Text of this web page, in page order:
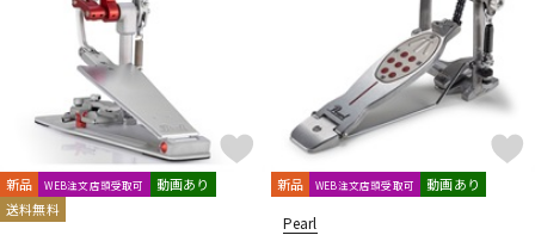
新品 WEB注文店頭受取可
動画あり
送料無料
新品 WEB注文店頭受取可 動画あり
Pearl